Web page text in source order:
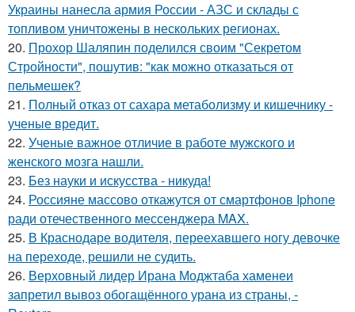
Украины нанесла армия России - АЗС и склады с
топливом уничтожены в нескольких регионах.
20. Прохор Шаляпин поделился своим "Секретом
Стройности", пошутив: "как можно отказаться от
пельмешек?
21. Полный отказ от сахара метаболизму и кишечнику -
ученые вредит.
22. Ученые важное отличие в работе мужского и
женского мозга нашли.
23. Без науки и искусства - никуда!
24. Россияне массово откажутся от смартфонов Iphone
ради отечественного мессенджера MAX.
25. В Краснодаре водителя, переехавшего ногу девочке
на переходе, решили не судить.
26. Верховный лидер Ирана Моджтаба хаменеи
запретил вывоз обогащённого урана из страны, -